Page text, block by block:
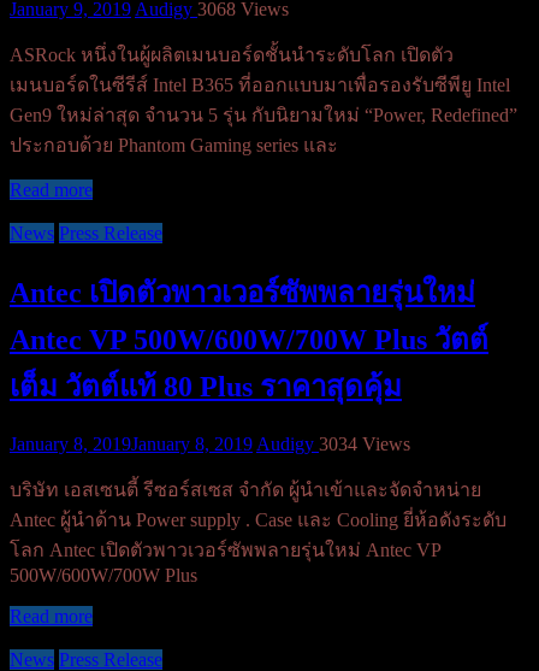
January 9, 2019 Audigy 3068 Views
ASRock หนึ่งในผู้ผลิตเมนบอร์ดชั้นนำระดับโลก เปิดตัว
เมนบอร์ดในซีรีส์ Intel B365 ที่ออกแบบมาเพื่อรองรับซีพียู Intel
Gen9 ใหม่ล่าสุด จำนวน 5 รุ่น กับนิยามใหม่ “Power, Redefined”
ประกอบด้วย Phantom Gaming series และ
Read more
News Press Release
Antec เปิดตัวพาวเวอร์ซัพพลายรุ่นใหม่
Antec VP 500W/600W/700W Plus วัตต์
เต็ม วัตต์แท้ 80 Plus ราคาสุดคุ้ม
January 8, 2019January 8, 2019 Audigy 3034 Views
บริษัท เอสเซนตี้ รีซอร์สเซส จำกัด ผู้นำเข้าและจัดจำหน่าย
Antec ผู้นำด้าน Power supply . Case และ Cooling ยี่ห้อดังระดับ
โลก Antec เปิดตัวพาวเวอร์ซัพพลายรุ่นใหม่ Antec VP
500W/600W/700W Plus
Read more
News Press Release